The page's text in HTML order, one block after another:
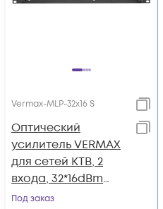
Vermax-MLP-32x16 S
Оптический
усилитель VERMAX
для сетей КТВ, 2
входа, 32*16dBm
выхода
Под заказ